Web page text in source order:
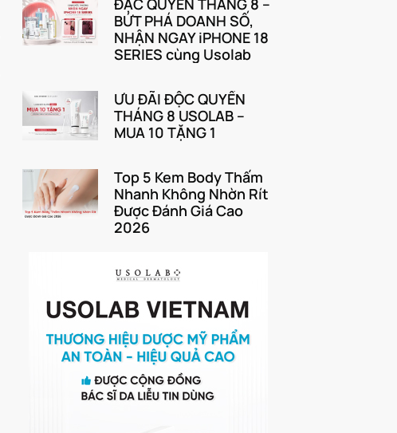
ĐẶC QUYỀN THÁNG 8 –
BỨT PHÁ DOANH SỐ,
NHẬN NGAY iPHONE 18
SERIES cùng Usolab
ƯU ĐÃI ĐỘC QUYỀN
THÁNG 8 USOLAB –
MUA 10 TẶNG 1
Top 5 Kem Body Thấm
Nhanh Không Nhờn Rít
Được Đánh Giá Cao
2026